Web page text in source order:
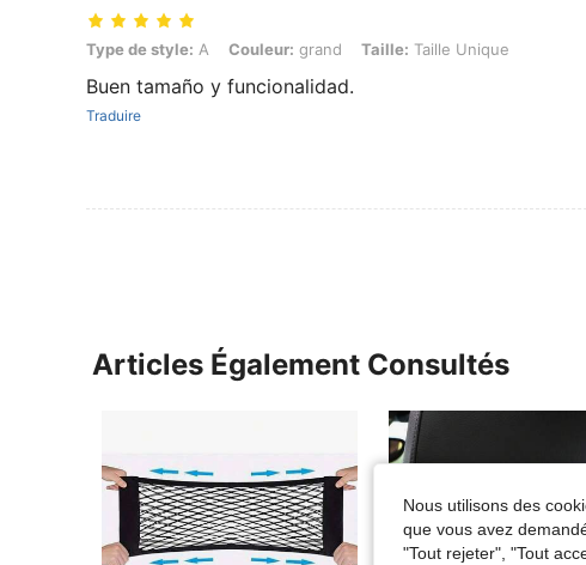
Type de style: A, Couleur: grand, Taille: Taille Unique
Type de style: A Couleur: grand Taille: Taille Unique
Buen tamaño y funcionalidad.
Traduire
Articles Également Consultés
Nous utilisons des
que vous avez
"Tout rejeter", "Tout